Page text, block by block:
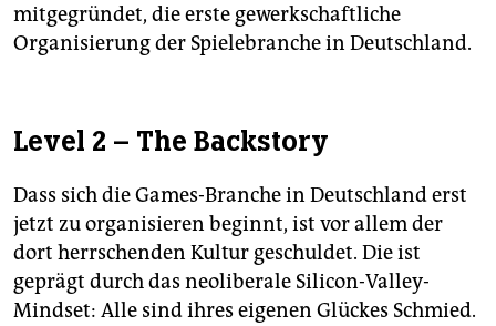
mitgegründet, die erste gewerkschaftliche
Organisierung der Spielebranche in Deutschland.
Level 2 – The Backstory
Dass sich die Games-Branche in Deutschland erst
jetzt zu organisieren beginnt, ist vor allem der
dort herrschenden Kultur geschuldet. Die ist
geprägt durch das neoliberale Silicon-Valley-
Mindset: Alle sind ihres eigenen Glückes Schmied.